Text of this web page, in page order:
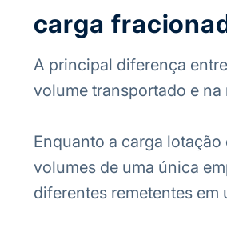
carga
A principal diferença
volume transportado e
Enquanto a carga
volumes de uma única
diferentes remetentes em